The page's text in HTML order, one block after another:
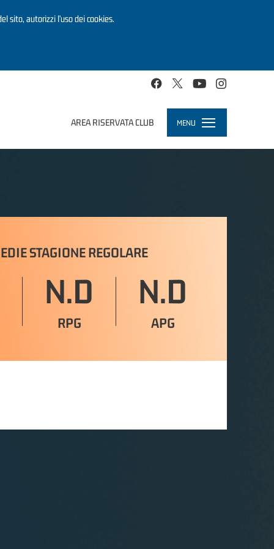
sito, autorizzi l’uso dei cookies.
AREA RISERVATA CLUB MENU
Toggle
navigation
STAGIONE REGOLARE
N.D
RPG
N.D
APG